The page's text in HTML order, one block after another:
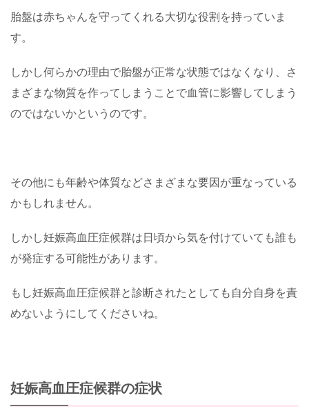
胎盤は赤ちゃんを守ってくれる大切な役割を持っていま
す。
しかし何らかの理由で胎盤が正常な状態ではなくなり、さ
まざまな物質を作ってしまうことで血管に影響してしまう
のではないかというのです。
その他にも年齢や体質などさまざまな要因が重なっている
かもしれません。
しかし妊娠高血圧症候群は日頃から気を付けていても誰も
が発症する可能性があります。
もし妊娠高血圧症候群と診断されたとしても自分自身を責
めないようにしてくださいね。
妊娠高血圧症候群の症状